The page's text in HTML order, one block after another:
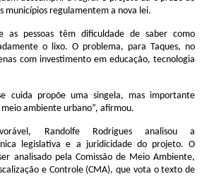
municípios regulamentem a nova lei.
as pessoas têm dificuldade de saber como
o lixo. O problema, para Taques, no
com investimento em educação, tecnologia
cuida propõe uma singela, mas importante
ambiente urbano”, afirmou.
Randolfe Rodrigues analisou a
legislativa e a juridicidade do projeto. O
analisado pela Comissão de Meio Ambiente,
e Controle (CMA), que vota o texto de